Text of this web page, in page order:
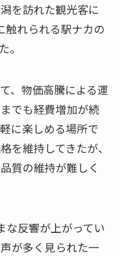
を訪れた観光客に
触れられる駅ナカの
。
、物価高騰による運
でも経費増加が続
に楽しめる場所で
を維持してきたが、
質の維持が難しく
な反響が上がってい
が多く見られた一